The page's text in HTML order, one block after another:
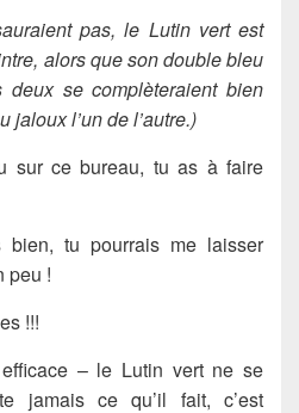
pas, le Lutin vert est
alors que son double bleu
se complèteraient bien
jaloux l’un de l’autre.)
sur ce bureau, tu as à faire
tu pourrais me laisser
peu !
!!!
– le Lutin vert ne se
jamais ce qu’il fait, c’est